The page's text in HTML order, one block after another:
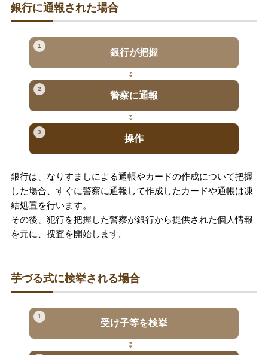
銀行に通報された場合
1
銀行が把握
2
警察に通報
3
操作
銀行は、なりすましによる通帳やカードの作成について把握
した場合、すぐに警察に通報して作成したカードや通帳は凍
結処置を行います。
その後、犯行を把握した警察が銀行から提供された個人情報
を元に、捜査を開始します。
芋づる式に検挙される場合
1
受け子等を検挙